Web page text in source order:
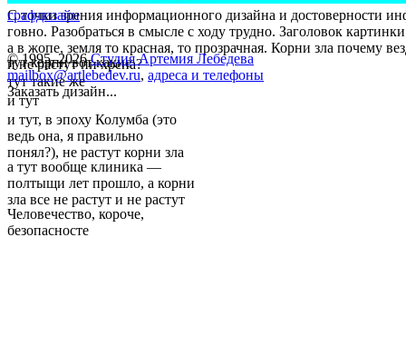
С точки зрения информационного дизайна и достоверности
говно. Разобраться в смысле с ходу трудно. Заголовок
а в жопе, земля то красная, то прозрачная. Корни зла почему
и не растут ни хрена?
тут корни вот какие
тут такие же
и тут
и тут, в эпоху Колумба (это
ведь она, я правильно
понял?), не растут корни зла
а тут вообще клиника —
полтыщи лет прошло, а корни
зла все не растут и не растут
Человечество, короче,
безопасносте
графдизайн
© 1995–2026 Студия Артемия Лебедева
mailbox@artlebedev.ru, адреса и телефоны
Заказать дизайн...